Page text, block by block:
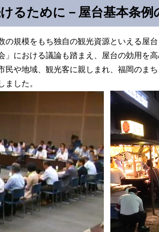
るために－屋台基本条例
の規模をもち独自の観光資源といえる屋
」における議論も踏まえ、屋台の効用を
民や地域、観光客に親しまれ、福岡のま
ました。